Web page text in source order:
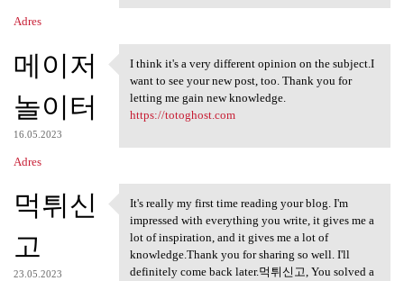
Adres
메이저
놀이터
16.05.2023
Adres
I think it's a very different
I think it's a very different opinion on the subject.I
want to see your new post, too. Thank you for
letting me gain new knowledge.
https://totoghost.com
먹튀신
고
23.05.2023
It's really my first time
It's really my first time reading your blog. I'm
impressed with everything you write, it gives me a
lot of inspiration, and it gives me a lot of
knowledge.Thank you for sharing so well. I'll
definitely come back later.먹튀신고, You solved a